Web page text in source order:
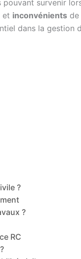
survenir
et inconvénients de
dans la gestion
?
?
RC